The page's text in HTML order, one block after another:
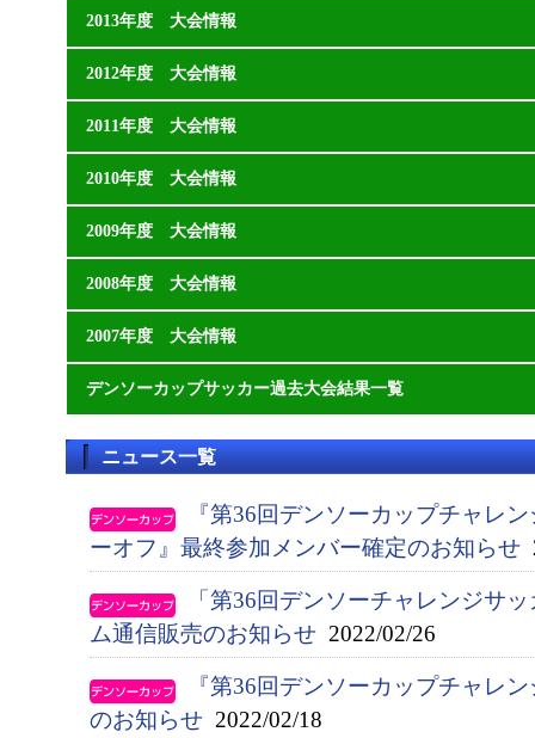
2013年度 大会情報
2012年度 大会情報
2011年度 大会情報
2010年度 大会情報
2009年度 大会情報
2008年度 大会情報
2007年度 大会情報
デンソーカップサッカー過去大会結果一覧
ニュース一覧
『第36回デンソーカップチャレ
ーオフ』最終参加メンバー確定のお知らせ
「第36回デンソーチャレンジサ
ム通信販売のお知らせ 2022/02/26
『第36回デンソーカップチャレ
のお知らせ 2022/02/18